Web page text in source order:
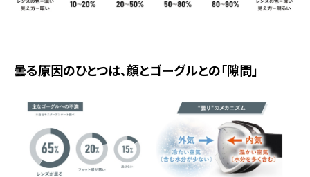
曇る原因のひとつは、顔とゴーグルとの「隙間」